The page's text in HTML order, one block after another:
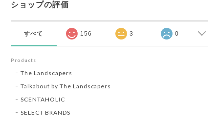
ショップの評価
すべて 156 3 0
Products
The Landscapers
Talkabout by The Landscapers
SCENTAHOLIC
SELECT BRANDS